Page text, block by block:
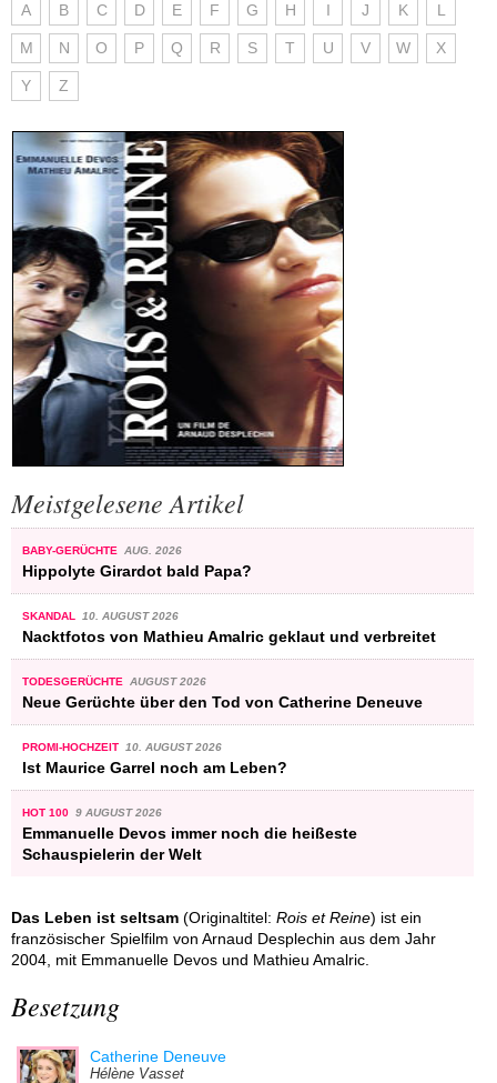
A B C D E F G H I J K L
M N O P Q R S T U V W X
Y Z
Meistgelesene Artikel
BABY-GERÜCHTE AUG. 2026
Hippolyte Girardot bald Papa?
SKANDAL 10. AUGUST 2026
Nacktfotos von Mathieu Amalric geklaut und verbreitet
TODESGERÜCHTE AUGUST 2026
Neue Gerüchte über den Tod von Catherine Deneuve
PROMI-HOCHZEIT 10. AUGUST 2026
Ist Maurice Garrel noch am Leben?
HOT 100 9 AUGUST 2026
Emmanuelle Devos immer noch die heißeste
Schauspielerin der Welt
Das Leben ist seltsam (Originaltitel: Rois et Reine) ist ein
französischer Spielfilm von Arnaud Desplechin aus dem Jahr
2004, mit Emmanuelle Devos und Mathieu Amalric.
Besetzung
Catherine Deneuve
Hélène Vasset